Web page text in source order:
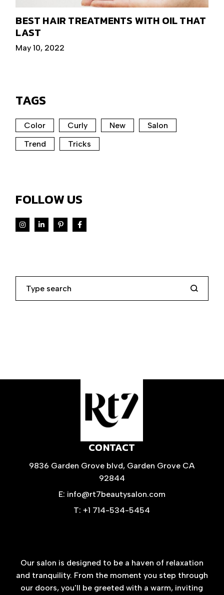
BEST HAIR TREATMENTS WITH OIL THAT
LAST
May 10, 2022
TAGS
Color Curly New
Salon
Trend
Tricks
FOLLOW US
CONTACT
9836 Garden Grove blvd, Garden Grove CA
92844
E: info@rt7beautysalon.com
T: +1 714-534-5454
Our salon is designed to be a haven of relaxation
and tranquility. From the moment you step through
our doors, you'll be greeted with a warm, inviting